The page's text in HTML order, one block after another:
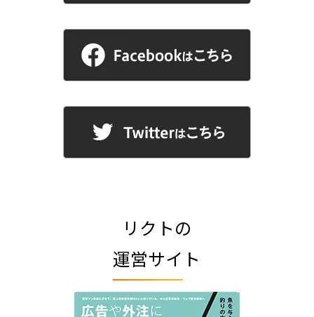
リクトの
運営サイト